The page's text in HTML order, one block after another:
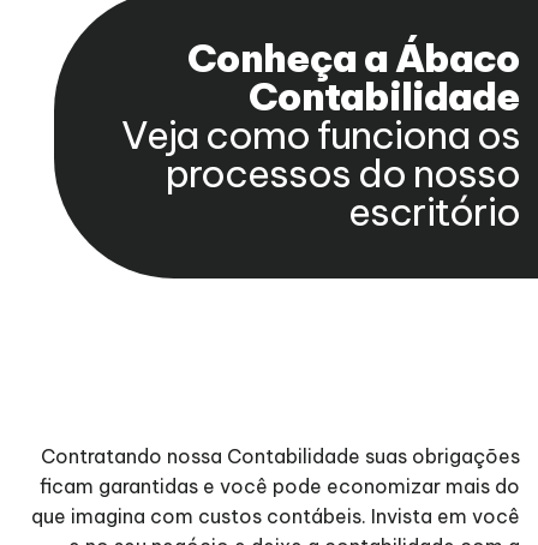
Conheça a Ábaco
Contabilidade
Veja como funciona os
processos do nosso
escritório
Contratando nossa Contabilidade suas obrigações
ficam garantidas e você pode economizar mais do
que imagina com custos contábeis. Invista em você